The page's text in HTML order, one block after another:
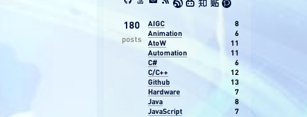
180
posts
AIGC
8
Animation
6
AtoW
11
Automation
11
C#
6
C/C++
12
Github
13
Hardware
7
Java
8
JavaScript
7